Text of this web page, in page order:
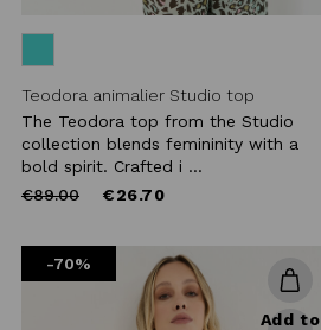
Teodora animalier Studio top
The Teodora top from the Studio
collection blends femininity with a
bold spirit. Crafted i ...
Price
€89.00to €26.70
-70%
Add to